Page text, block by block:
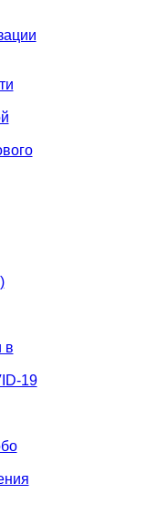
в
19